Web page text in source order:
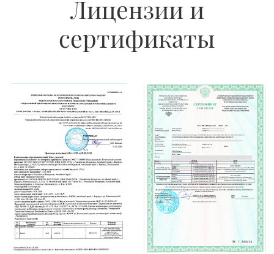
Обратный звонок
Оперативно проведем консультацию
+7 (905) 980-30-80
UTC+7 (GMT+7), +4 часа к Москве